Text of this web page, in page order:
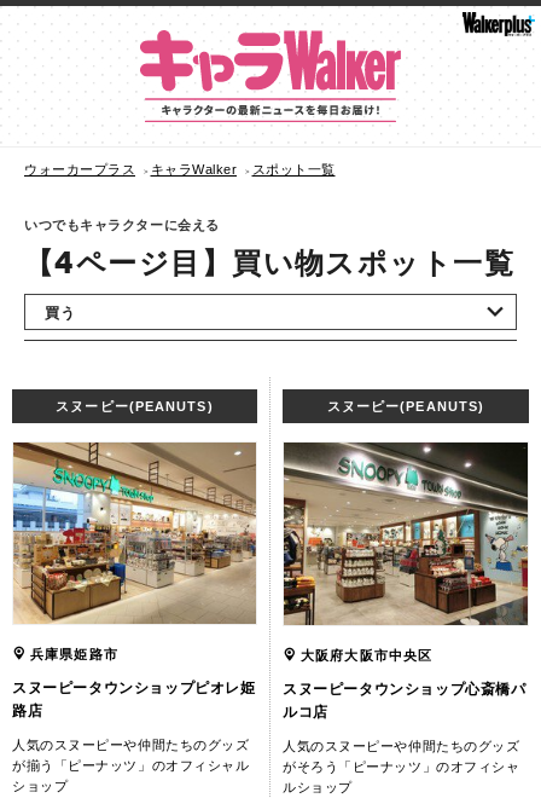
ウォーカープラス キャラWalker スポット一覧
いつでもキャラクターに会える
【4ページ目】買い物スポット一覧
スヌーピー(PEANUTS)
兵庫県姫路市
スヌーピータウンショップピオレ姫
路店
人気のスヌーピーや仲間たちのグッズ
が揃う「ピーナッツ」のオフィシャル
ショップ
スヌーピー(PEANUTS)
大阪府大阪市中央区
スヌーピータウンショップ心斎橋パ
ルコ店
人気のスヌーピーや仲間たちのグッズ
がそろう「ピーナッツ」のオフィシャ
ルショップ